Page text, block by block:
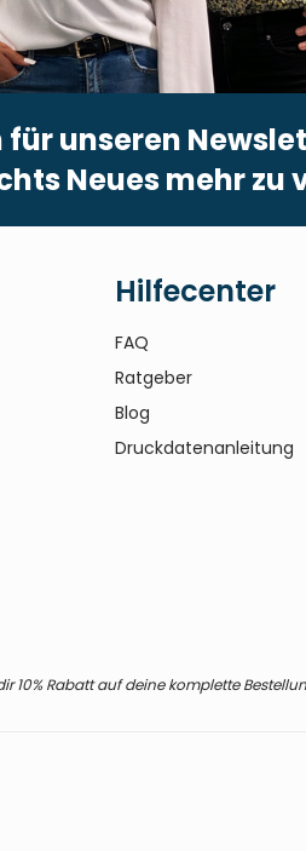
für unseren
Neues mehr zu
Hilfecenter
FAQ
Ratgeber
Blog
Druckdatenanleitung
dir 10% Rabatt auf deine komplette